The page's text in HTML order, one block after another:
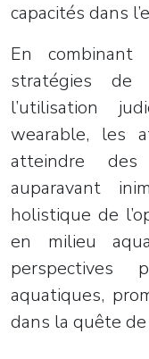
capacités dans
En combinant
stratégies de
l’utilisation
wearable, les
atteindre des
auparavant
holistique de
en milieu
perspectives
aquatiques,
dans la quête